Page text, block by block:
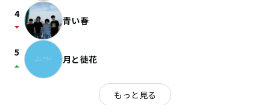
4
arrow_drop_down 青い春
5
arrow_drop_up 月と徒花
もっと見る